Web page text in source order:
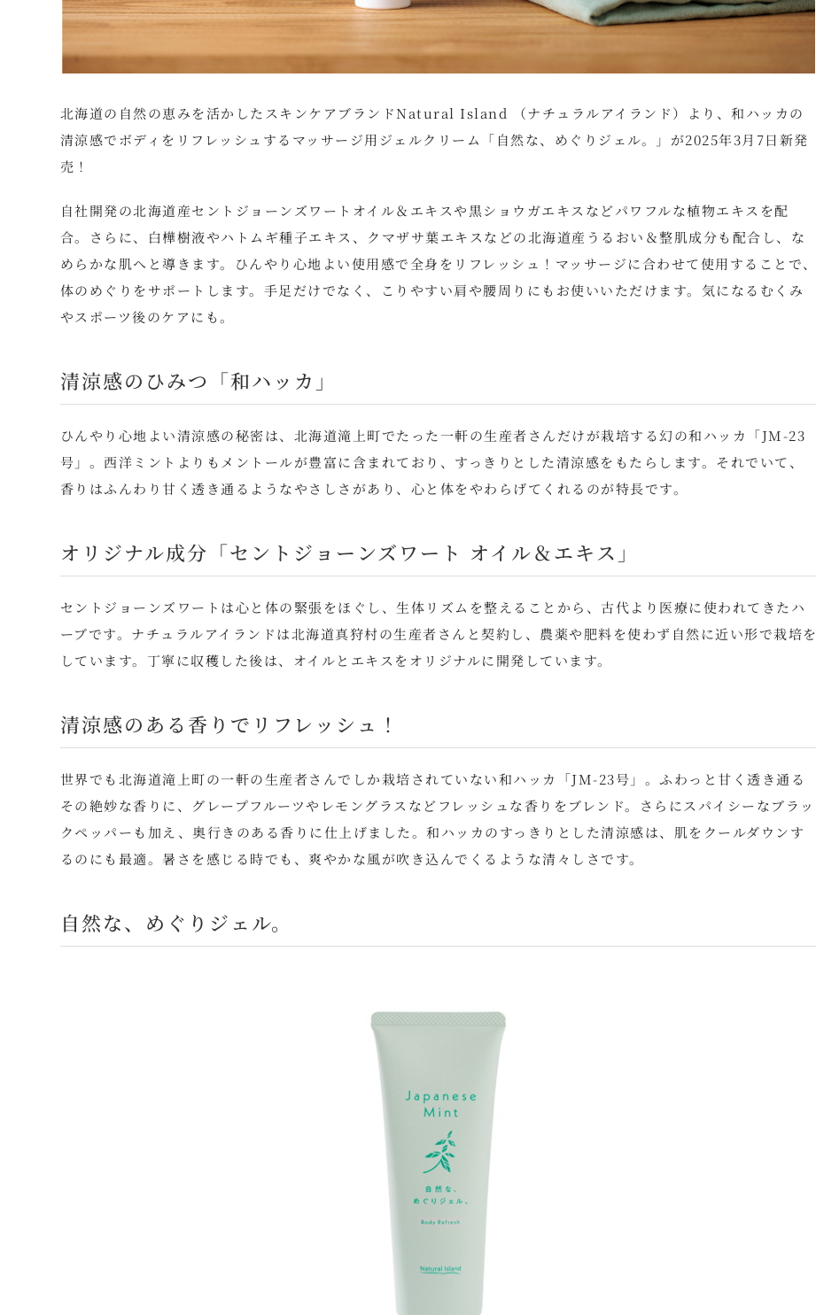
北海道の自然の恵みを活かしたスキンケアブランドNatural Island （ナチュラルアイランド）より、和ハッカの
清涼感でボディをリフレッシュするマッサージ用ジェルクリーム「自然な、めぐりジェル。」が2025年3月7日新発
売！
自社開発の北海道産セントジョーンズワートオイル＆エキスや黒ショウガエキスなどパワフルな植物エキスを配
合。さらに、白樺樹液やハトムギ種子エキス、クマザサ葉エキスなどの北海道産うるおい＆整肌成分も配合し、な
めらかな肌へと導きます。ひんやり心地よい使用感で全身をリフレッシュ！マッサージに合わせて使用することで、
体のめぐりをサポートします。手足だけでなく、こりやすい肩や腰周りにもお使いいただけます。気になるむくみ
やスポーツ後のケアにも。
清涼感のひみつ「和ハッカ」
ひんやり心地よい清涼感の秘密は、北海道滝上町でたった一軒の生産者さんだけが栽培する幻の和ハッカ「JM-23
号」。西洋ミントよりもメントールが豊富に含まれており、すっきりとした清涼感をもたらします。それでいて、
香りはふんわり甘く透き通るようなやさしさがあり、心と体をやわらげてくれるのが特長です。
オリジナル成分「セントジョーンズワート オイル＆エキス」
セントジョーンズワートは心と体の緊張をほぐし、生体リズムを整えることから、古代より医療に使われてきたハ
ーブです。ナチュラルアイランドは北海道真狩村の生産者さんと契約し、農薬や肥料を使わず自然に近い形で栽培を
しています。丁寧に収穫した後は、オイルとエキスをオリジナルに開発しています。
清涼感のある香りでリフレッシュ！
世界でも北海道滝上町の一軒の生産者さんでしか栽培されていない和ハッカ「JM-23号」。ふわっと甘く透き通る
その絶妙な香りに、グレープフルーツやレモングラスなどフレッシュな香りをブレンド。さらにスパイシーなブラッ
クペッパーも加え、奥行きのある香りに仕上げました。和ハッカのすっきりとした清涼感は、肌をクールダウンす
るのにも最適。暑さを感じる時でも、爽やかな風が吹き込んでくるような清々しさです。
自然な、めぐりジェル。